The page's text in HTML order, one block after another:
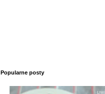
Popularne posty